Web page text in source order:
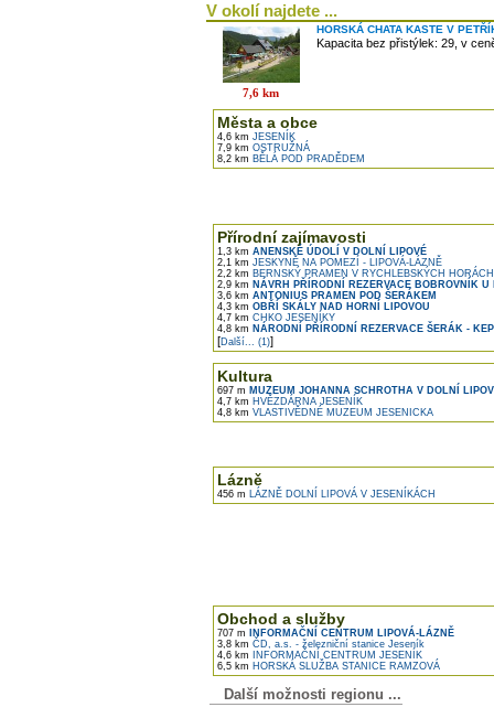
V okolí najdete ...
7,6 km
HORSKÁ CHATA KASTE V
Kapacita bez přistýlek: 29, v
Města a obce
4,6 km JESENÍK
7,9 km OSTRUŽNÁ
8,2 km BĚLÁ POD PRADĚDEM
Přírodní zajímavosti
1,3 km ANENSKÉ ÚDOLÍ V DOLNÍ LIPOVÉ
2,1 km JESKYNĚ NA POMEZÍ - LIPOVÁ-LÁZNĚ
2,2 km BERNSKÝ PRAMEN V RYCHLEBSKÝCH HORÁCH
2,9 km NÁVRH PŘÍRODNÍ REZERVACE BOBROVNÍK U
3,6 km ANTONIUS PRAMEN POD ŠERÁKEM
4,3 km OBŘÍ SKÁLY NAD HORNÍ LIPOVOU
4,7 km CHKO JESENÍKY
4,8 km NÁRODNÍ PŘÍRODNÍ REZERVACE ŠERÁK -
[Další... (1)]
Kultura
697 m MUZEUM JOHANNA SCHROTHA V DOLNÍ
4,7 km HVĚZDÁRNA JESENÍK
4,8 km VLASTIVĚDNÉ MUZEUM JESENICKA
Lázně
456 m LÁZNĚ DOLNÍ LIPOVÁ V JESENÍKÁCH
Obchod a služby
707 m
INFORMAČNÍ CENTRUM LIPOVÁ-LÁZNĚ
3,8 km ČD, a.s. - železniční stanice Jeseník
4,6 km INFORMAČNÍ CENTRUM JESENÍK
6,5 km HORSKÁ SLUŽBA STANICE RAMZOVÁ
Další možnosti regionu ...